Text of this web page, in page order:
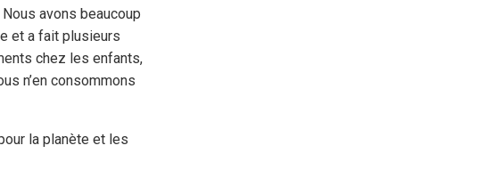
Nous avons beaucoup
et a fait plusieurs
chez les enfants,
n’en consommons
la planète et les